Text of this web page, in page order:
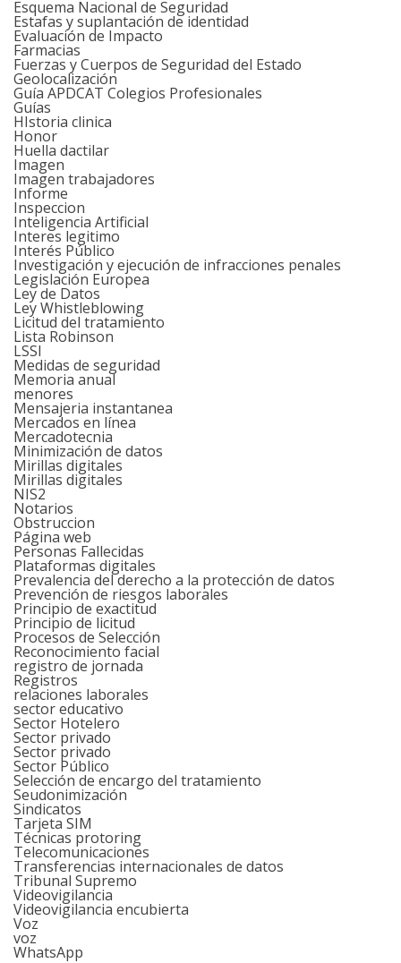
Esquema Nacional de Seguridad
Estafas y suplantación de identidad
Evaluación de Impacto
Farmacias
Fuerzas y Cuerpos de Seguridad del Estado
Geolocalización
Guía APDCAT Colegios Profesionales
Guías
HIstoria clinica
Honor
Huella dactilar
Imagen
Imagen trabajadores
Informe
Inspeccion
Inteligencia Artificial
Interes legitimo
Interés Público
Investigación y ejecución de infracciones penales
Legislación Europea
Ley de Datos
Ley Whistleblowing
Licitud del tratamiento
Lista Robinson
LSSI
Medidas de seguridad
Memoria anual
menores
Mensajeria instantanea
Mercados en línea
Mercadotecnia
Minimización de datos
Mirillas digitales
Mirillas digitales
NIS2
Notarios
Obstruccion
Página web
Personas Fallecidas
Plataformas digitales
Prevalencia del derecho a la protección de datos
Prevención de riesgos laborales
Principio de exactitud
Principio de licitud
Procesos de Selección
Reconocimiento facial
registro de jornada
Registros
relaciones laborales
sector educativo
Sector Hotelero
Sector privado
Sector privado
Sector Público
Selección de encargo del tratamiento
Seudonimización
Sindicatos
Tarjeta SIM
Técnicas protoring
Telecomunicaciones
Transferencias internacionales de datos
Tribunal Supremo
Videovigilancia
Videovigilancia encubierta
Voz
voz
WhatsApp